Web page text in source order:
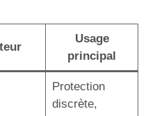
Usage
principal
Protection
discrète,